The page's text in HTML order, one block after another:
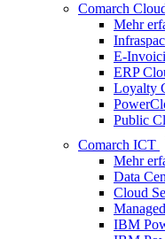
Comarch
Mehr
E-
ERP
Loyalty
Public
Comarch ICT
Mehr
Data
Cloud
IBM